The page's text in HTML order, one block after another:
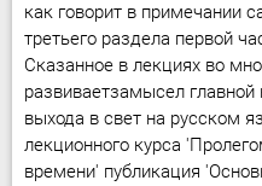
как говорит в примечании
третьего раздела первой
Сказанное в лекциях во
развиваетзамысел главной
выхода в свет на русском
лекционного курса
времени' публикация